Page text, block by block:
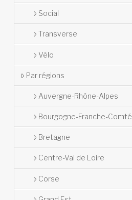
Social
Transverse
Vélo
Par régions
Auvergne-Rhône-Alpes
Bourgogne-Franche-Comté
Bretagne
Centre-Val de Loire
Corse